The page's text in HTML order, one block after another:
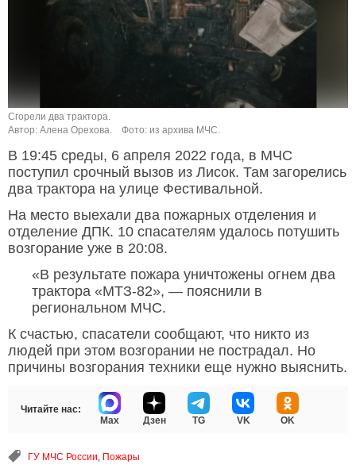
Сгорели два трактора.
Автор: Алена Орехова.
Фото: из архива МЧС.
В 19:45 среды, 6 апреля 2022 года, в МЧС
поступил срочный вызов из Лисок. Там загорелись
два трактора на улице Фестивальной.
На место выехали два пожарных отделения и
отделение ДПК. 10 спасателям удалось потушить
возгорание уже в 20:08.
«В результате пожара уничтожены огнем два
трактора «МТЗ-82», — пояснили в
региональном МЧС.
К счастью, спасатели сообщают, что никто из
людей при этом возгорании не пострадал. Но
причины возгорания техники еще нужно выяснить.
Читайте нас:
Max
Дзен TG VK OK
ГУ МЧС России, Пожары